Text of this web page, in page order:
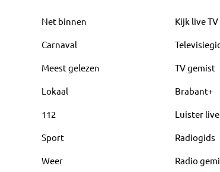
Net binnen
Carnaval
Meest gelezen
Lokaal
112
Sport
Weer
Kijk live TV
TV gemist
Brabant+
Luister
Radiogids
Radio